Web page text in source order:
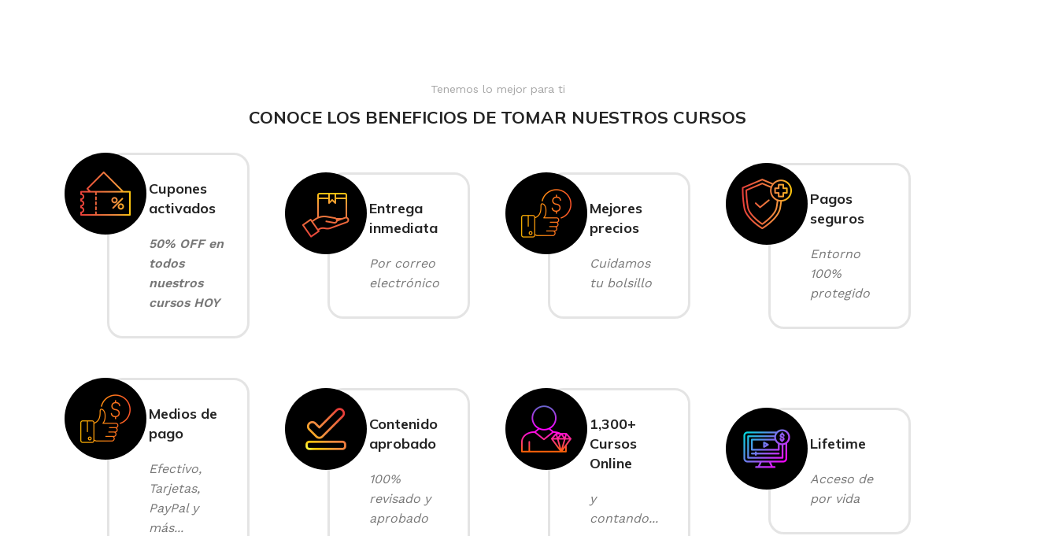
Tenemos lo mejor para ti
CONOCE LOS BENEFICIOS DE TOMAR NUESTROS CURSOS
Cupones
activados
50% OFF en
todos
nuestros
cursos HOY
Entrega
inmediata
Por correo
electrónico
Mejores
precios
Cuidamos
tu bolsillo
Pagos
seguros
Entorno
100%
protegido
Medios de
pago
Efectivo,
Tarjetas,
PayPal y
más...
Contenido
aprobado
100%
revisado y
aprobado
1,300+
Cursos
Online
y
contando...
Lifetime
Acceso de
por vida